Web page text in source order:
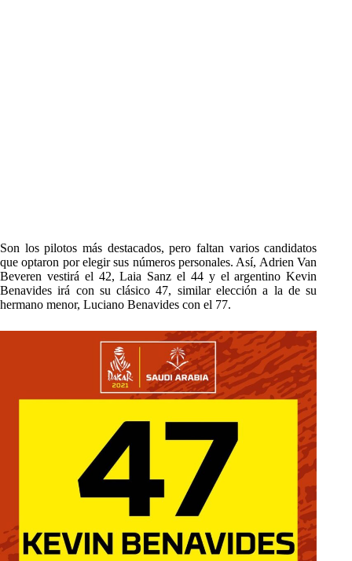
Son los pilotos más destacados, pero faltan varios candidatos
que optaron por elegir sus números personales. Así, Adrien Van
Beveren vestirá el 42, Laia Sanz el 44 y el argentino Kevin
Benavides irá con su clásico 47, similar elección a la de su
hermano menor, Luciano Benavides con el 77.